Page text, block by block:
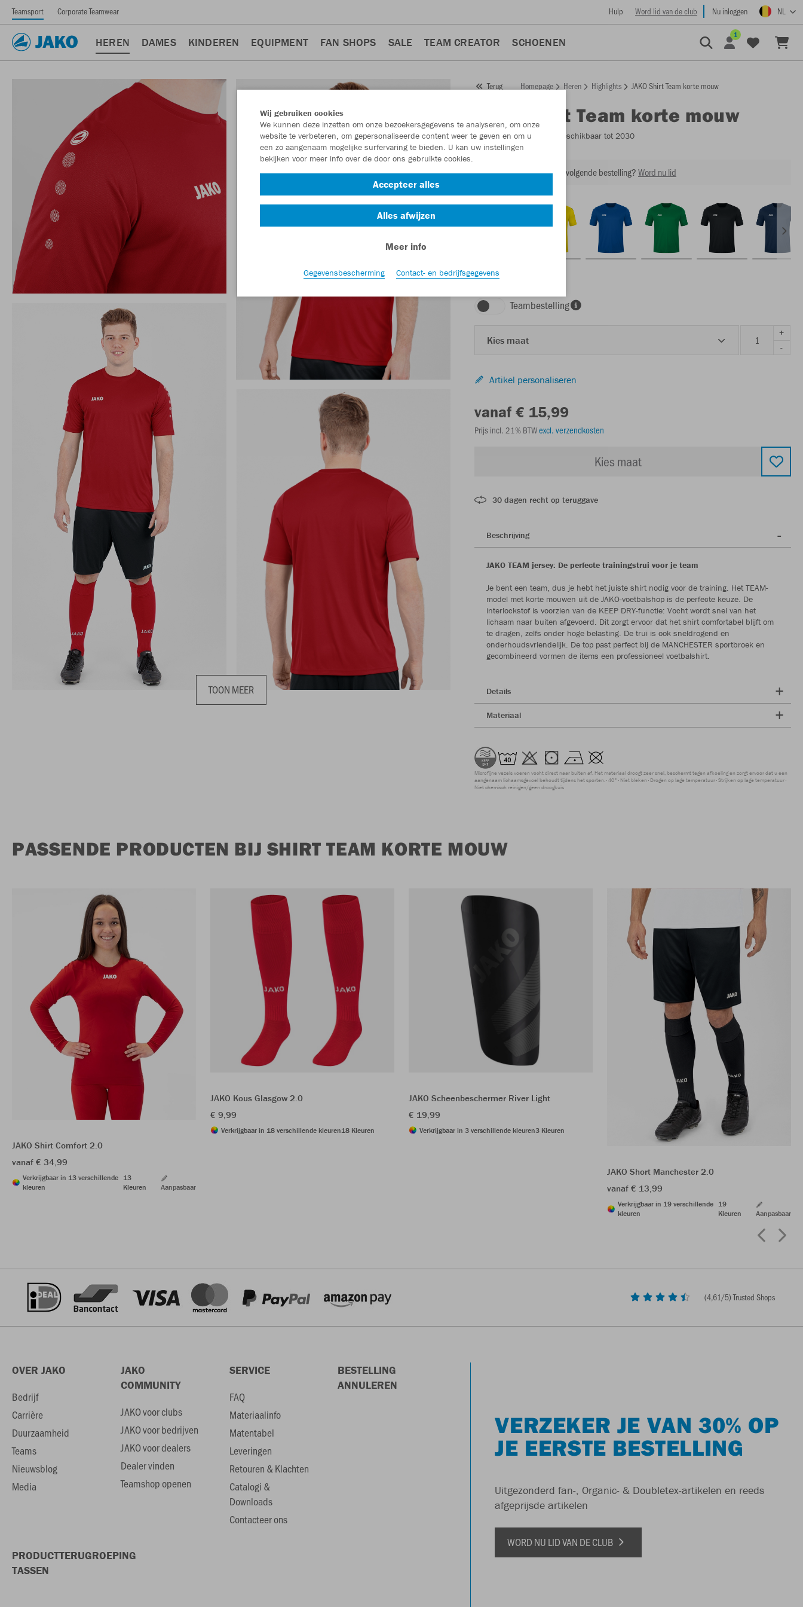
Teamsport Corporate Teamwear Hulp Word lid van de club Nu inloggen NL
HEREN DAMES KINDEREN EQUIPMENT FAN SHOPS SALE TEAM CREATOR SCHOENEN
1
TOON MEER
Terug Homepage Heren Highlights JAKO Shirt Team korte mouw
Shirt Team korte mouw
Artikelnummer: - Beschikbaar tot 2030
Zin in 30% korting op je volgende bestelling?Word nu lid
sportrood
Teambestelling
Kies maat
+
-
Artikel personaliseren
vanaf € 15,99
Prijs incl. 21% BTWexcl. verzendkosten
Kies maat
30 dagen recht op teruggave
Beschrijving
JAKO TEAM jersey: De perfecte trainingstrui voor je team
Je bent een team, dus je hebt het juiste shirt nodig voor de training. Het TEAM-
model met korte mouwen uit de JAKO-voetbalshop is de perfecte keuze. De
interlockstof is voorzien van de KEEP DRY-functie: Vocht wordt snel van het
lichaam naar buiten afgevoerd. Dit zorgt ervoor dat het shirt comfortabel blijft om
te dragen, zelfs onder hoge belasting. De trui is ook sneldrogend en
onderhoudsvriendelijk. De top past perfect bij de MANCHESTER sportbroek en
gecombineerd vormen de items een professioneel voetbalshirt.
Details
Materiaal
Microfijne vezels voeren vocht direct naar buiten af. Het materiaal droogt zeer snel, beschermt tegen afkoeling en zorgt ervoor dat u een
aangenaam lichaamsgevoel behoudt tijdens het sporten. 40° Niet bleken Drogen op lage temperatuur Strijken op lage temperatuur
Niet chemisch reinigen/geen droogkuis
PASSENDE PRODUCTEN BIJ SHIRT TEAM KORTE MOUW
JAKO Shirt Comfort 2.0
vanaf € 34,99
Verkrijgbaar in 13 verschillende
kleuren
13
Kleuren
Aanpasbaar
JAKO Kous Glasgow 2.0
€ 9,99
Verkrijgbaar in 18 verschillende kleuren18 Kleuren
JAKO Scheenbeschermer River Light
€ 19,99
Verkrijgbaar in 3 verschillende kleuren3 Kleuren
JAKO Short Manchester 2.0
vanaf € 13,99
Verkrijgbaar in 19 verschillende
kleuren
19
Kleuren
Aanpasbaar
(4,61/5) Trusted Shops
OVER JAKO
Bedrijf
Carrière
Duurzaamheid
Teams
Nieuwsblog
Media
JAKO
COMMUNITY
JAKO voor clubs
JAKO voor bedrijven
JAKO voor dealers
Dealer vinden
Teamshop openen
SERVICE
FAQ
Materiaalinfo
Matentabel
Leveringen
Retouren & Klachten
Catalogi &
Downloads
Contacteer ons
BESTELLING
ANNULEREN
PRODUCTTERUGROEPING
TASSEN
VERZEKER JE VAN 30% OP
JE EERSTE BESTELLING
Uitgezonderd fan-, Organic- & Doubletex-artikelen en reeds
afgeprijsde artikelen
WORD NU LID VAN DE CLUB
Wij gebruiken cookies
We kunnen deze inzetten om onze bezoekersgegevens te analyseren, om onze
website te verbeteren, om gepersonaliseerde content weer te geven en om u
een zo aangenaam mogelijke surfervaring te bieden. U kan uw instellingen
bekijken voor meer info over de door ons gebruikte cookies.
Accepteer alles
Alles afwijzen
Meer info
Gegevensbescherming Contact- en bedrijfsgegevens